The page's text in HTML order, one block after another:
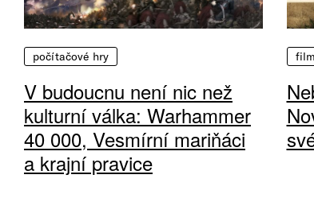
počítačové hry
V budoucnu není nic než
kulturní válka: Warhammer
40 000, Vesmírní mariňáci
a krajní pravice
film